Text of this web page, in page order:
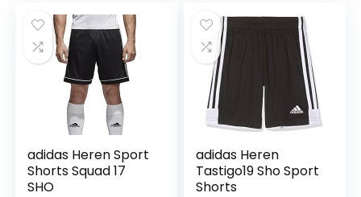
adidas Heren Sport
Shorts Squad 17
SHO
adidas Heren
Tastigo19 Sho Sport
Shorts